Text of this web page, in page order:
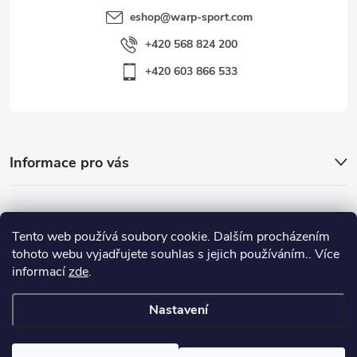
Tento web používá soubory cookie. Dalším procházením
tohoto webu vyjadřujete souhlas s jejich používáním.. Více
informacízde.
Nastavení
eshop@warp-sport.com
+420 568 824 200
+420 603 866 533
Informace pro vás
Nejhledanější
Důležité odkazy
Warp-Sport.com. Všechna práva vyhrazena.